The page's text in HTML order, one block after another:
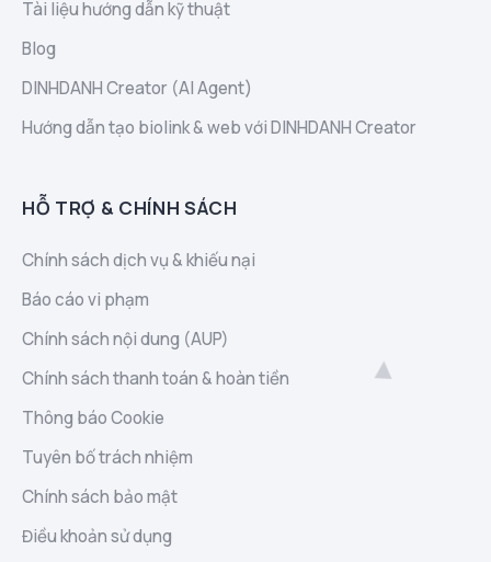
Tài liệu hướng dẫn kỹ thuật
Blog
DINHDANH Creator (AI Agent)
Hướng dẫn tạo biolink & web với DINHDANH Creator
HỖ TRỢ & CHÍNH SÁCH
Chính sách dịch vụ & khiếu nại
Báo cáo vi phạm
Chính sách nội dung (AUP)
Chính sách thanh toán & hoàn tiền
Thông báo Cookie
Tuyên bố trách nhiệm
Chính sách bảo mật
Điều khoản sử dụng